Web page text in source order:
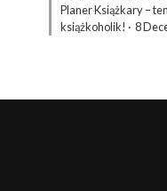
Planer Książkary –
książkoholik! · 8